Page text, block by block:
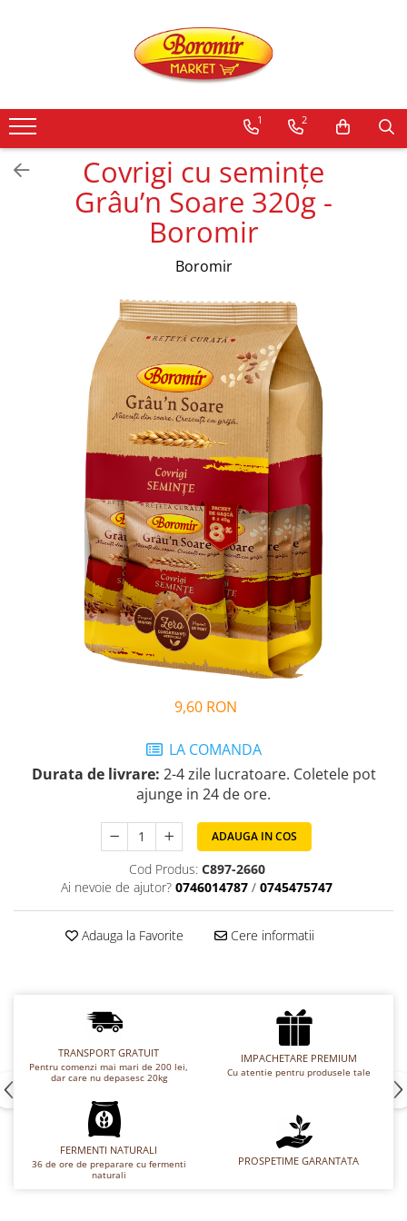
Produse de post
Cozonac
Cozonac Cremos
Cozonac Insiropat
Cozonac Casa Boromir
Cozonac Pricomigdala
Cozonac Magnum
Cozonac Vegan (de post)
Cozonac Collection
Cozonac Cadou
Cozonac cu Unt
Cozonac Royal
Cozonac Mos Craciun
Cozonac Duofino
Cozonac Imperial
Salam de biscuiti
Chec cu iaurt
Checurile Royal
Prajituri nuci
Prajituri cu fructe
Prajituri cafea
Prajituri de Craciun
Foietaje
1 2
Covrigi cu semințe
Grâu’n Soare 320g -
Boromir
Boromir
9,60 RON
LA COMANDA
Durata de livrare: 2-4 zile lucratoare. Coletele pot
ajunge in 24 de ore.
ADAUGA IN COS
Cod Produs: C897-2660
Ai nevoie de ajutor? 0746014787 / 0745475747
Adauga la Favorite Cere informatii
TRANSPORT GRATUIT
Pentru comenzi mai mari de 200 lei,
dar care nu depasesc 20kg
IMPACHETARE PREMIUM
Cu atentie pentru produsele tale
FERMENTI NATURALI
36 de ore de preparare cu fermenti
naturali
PROSPETIME GARANTATA